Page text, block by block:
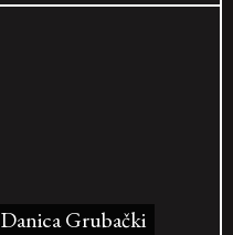
Danica Grubački